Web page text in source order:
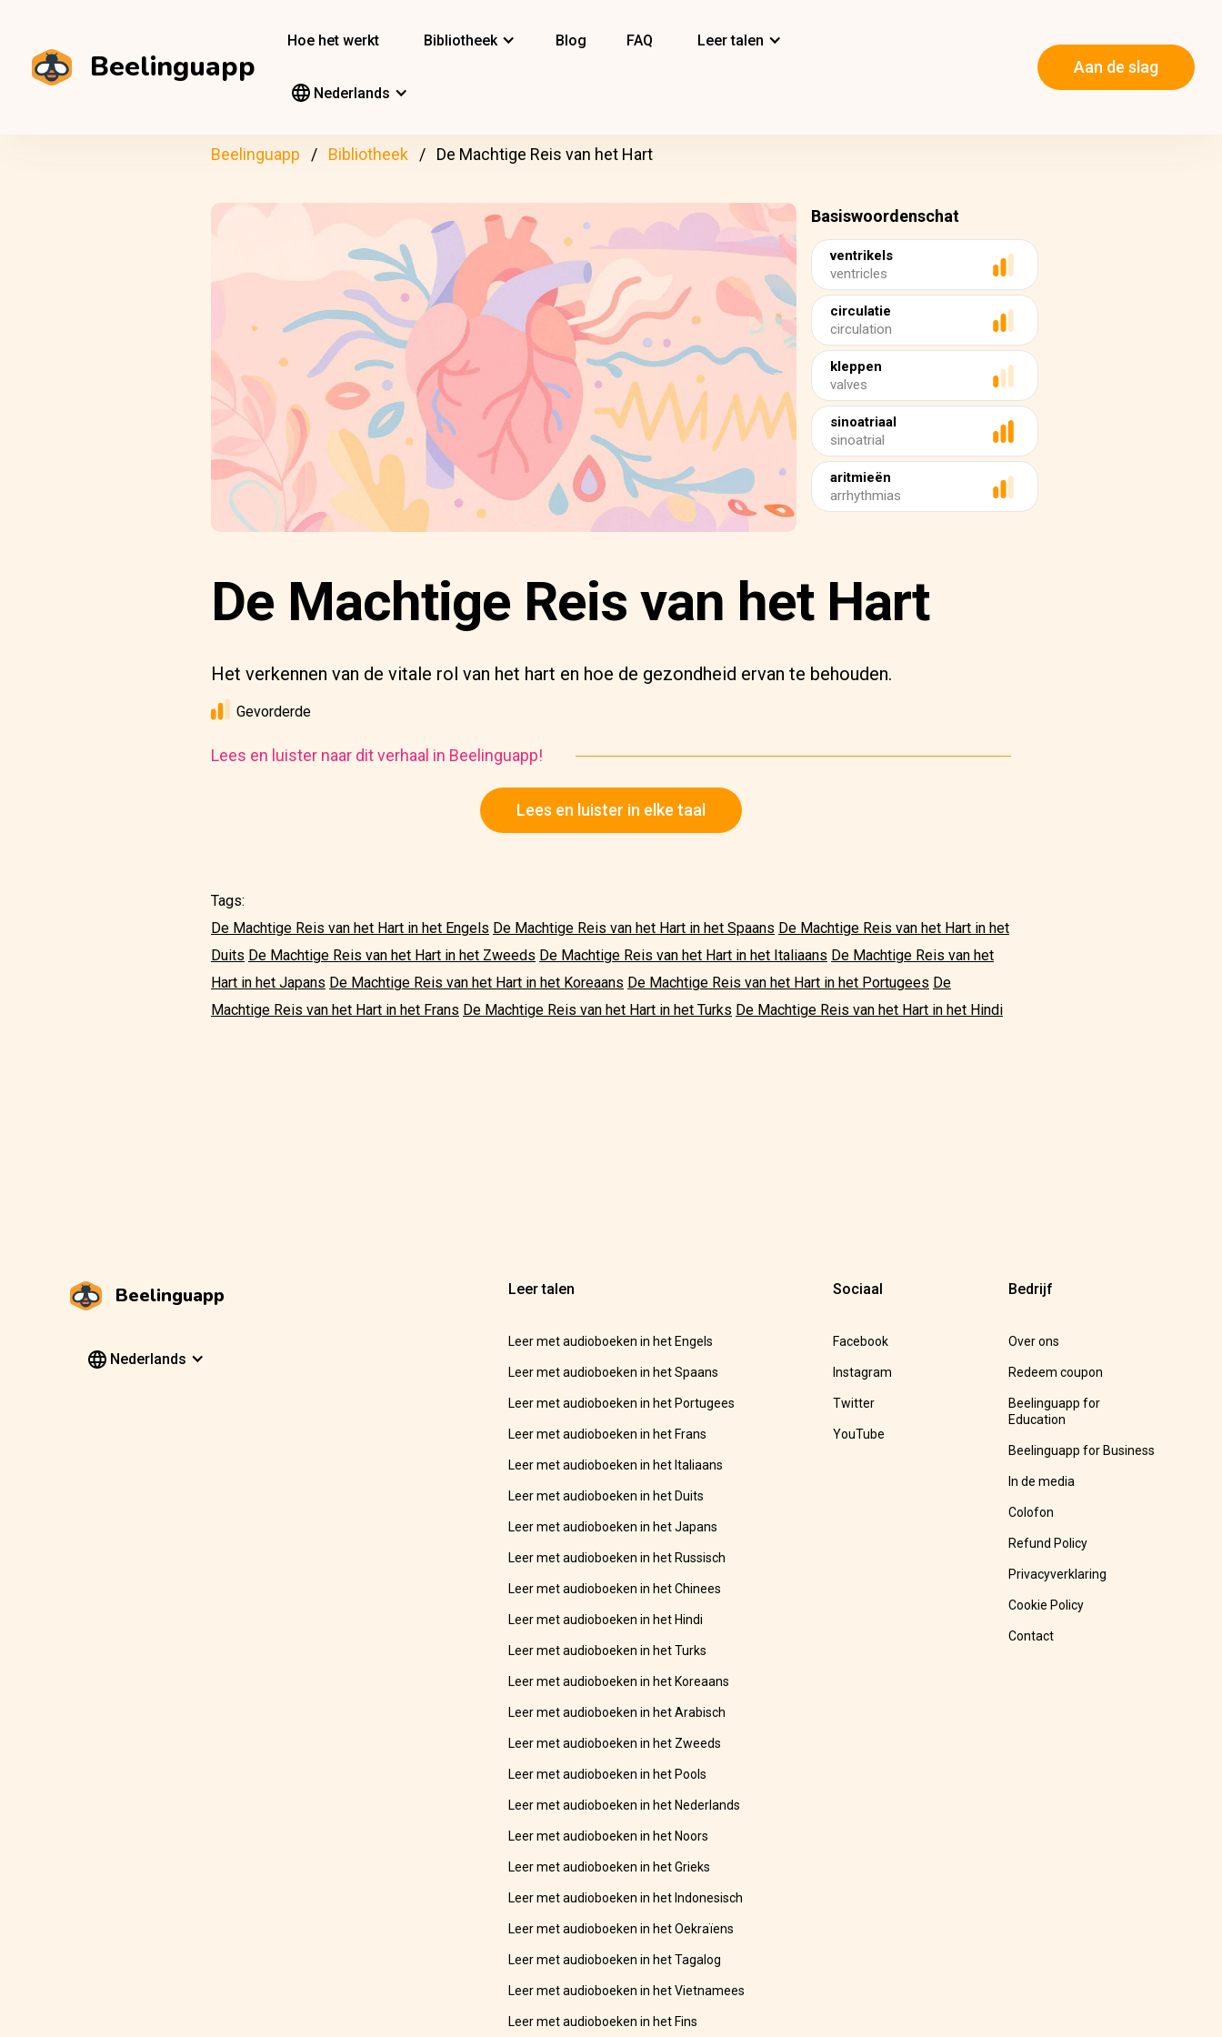
Beelinguapp
Hoe het werkt Bibliotheek Blog FAQ Leer talen
Nederlands
Aan de slag
Beelinguapp Bibliotheek De Machtige Reis van het Hart
Basiswoordenschat
ventrikels
ventricles
circulatie
circulation
kleppen
valves
sinoatriaal
sinoatrial
aritmieën
arrhythmias
De Machtige Reis van het Hart
Het verkennen van de vitale rol van het hart en hoe de gezondheid ervan te behouden.
Gevorderde
Lees en luister naar dit verhaal in Beelinguapp!
Lees en luister in elke taal
Tags:
De Machtige Reis van het Hart in het Engels De Machtige Reis van het Hart in het Spaans De Machtige Reis van het Hart in het
Duits De Machtige Reis van het Hart in het Zweeds De Machtige Reis van het Hart in het Italiaans De Machtige Reis van het
Hart in het Japans De Machtige Reis van het Hart in het Koreaans De Machtige Reis van het Hart in het Portugees De
Machtige Reis van het Hart in het Frans De Machtige Reis van het Hart in het Turks De Machtige Reis van het Hart in het Hindi
Beelinguapp
Nederlands
Leer talen
Leer met audioboeken in het Engels
Leer met audioboeken in het Spaans
Leer met audioboeken in het Portugees
Leer met audioboeken in het Frans
Leer met audioboeken in het Italiaans
Leer met audioboeken in het Duits
Leer met audioboeken in het Japans
Leer met audioboeken in het Russisch
Leer met audioboeken in het Chinees
Leer met audioboeken in het Hindi
Leer met audioboeken in het Turks
Leer met audioboeken in het Koreaans
Leer met audioboeken in het Arabisch
Leer met audioboeken in het Zweeds
Leer met audioboeken in het Pools
Leer met audioboeken in het Nederlands
Leer met audioboeken in het Noors
Leer met audioboeken in het Grieks
Leer met audioboeken in het Indonesisch
Leer met audioboeken in het Oekraïens
Leer met audioboeken in het Tagalog
Leer met audioboeken in het Vietnamees
Leer met audioboeken in het Fins
Sociaal
Facebook
Instagram
Twitter
YouTube
Bedrijf
Over ons
Redeem coupon
Beelinguapp for
Education
Beelinguapp for Business
In de media
Colofon
Refund Policy
Privacyverklaring
Cookie Policy
Contact